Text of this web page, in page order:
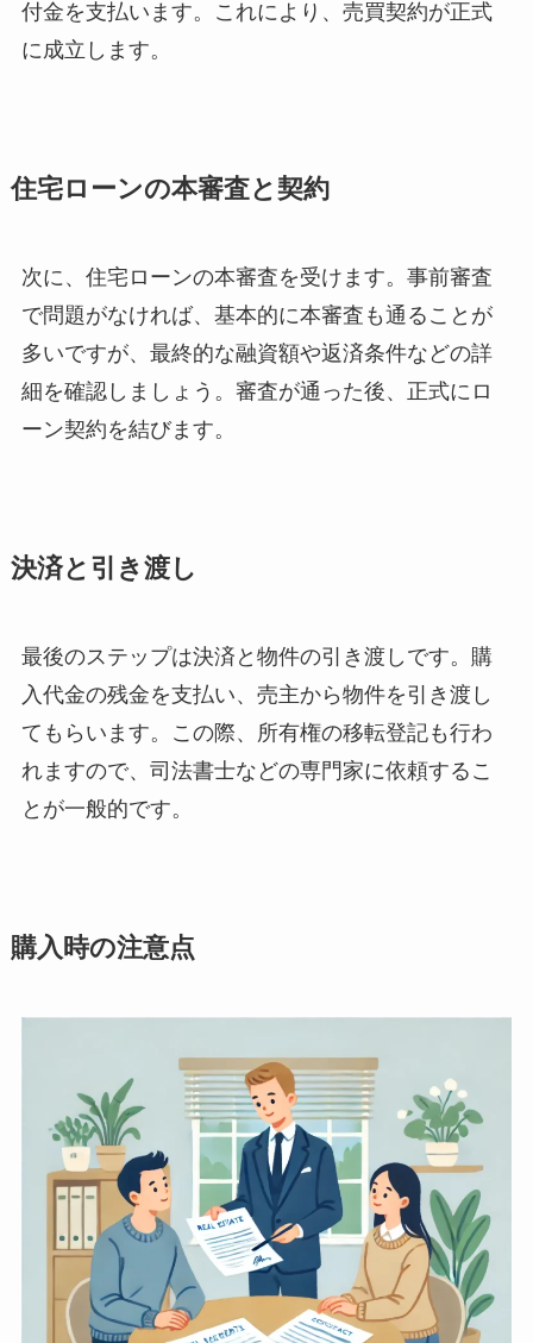
付金を支払います。これにより、売買契約が正式
に成立します。
住宅ローンの本審査と契約
次に、住宅ローンの本審査を受けます。事前審査
で問題がなければ、基本的に本審査も通ることが
多いですが、最終的な融資額や返済条件などの詳
細を確認しましょう。審査が通った後、正式にロ
ーン契約を結びます。
決済と引き渡し
最後のステップは決済と物件の引き渡しです。購
入代金の残金を支払い、売主から物件を引き渡し
てもらいます。この際、所有権の移転登記も行わ
れますので、司法書士などの専門家に依頼するこ
とが一般的です。
購入時の注意点